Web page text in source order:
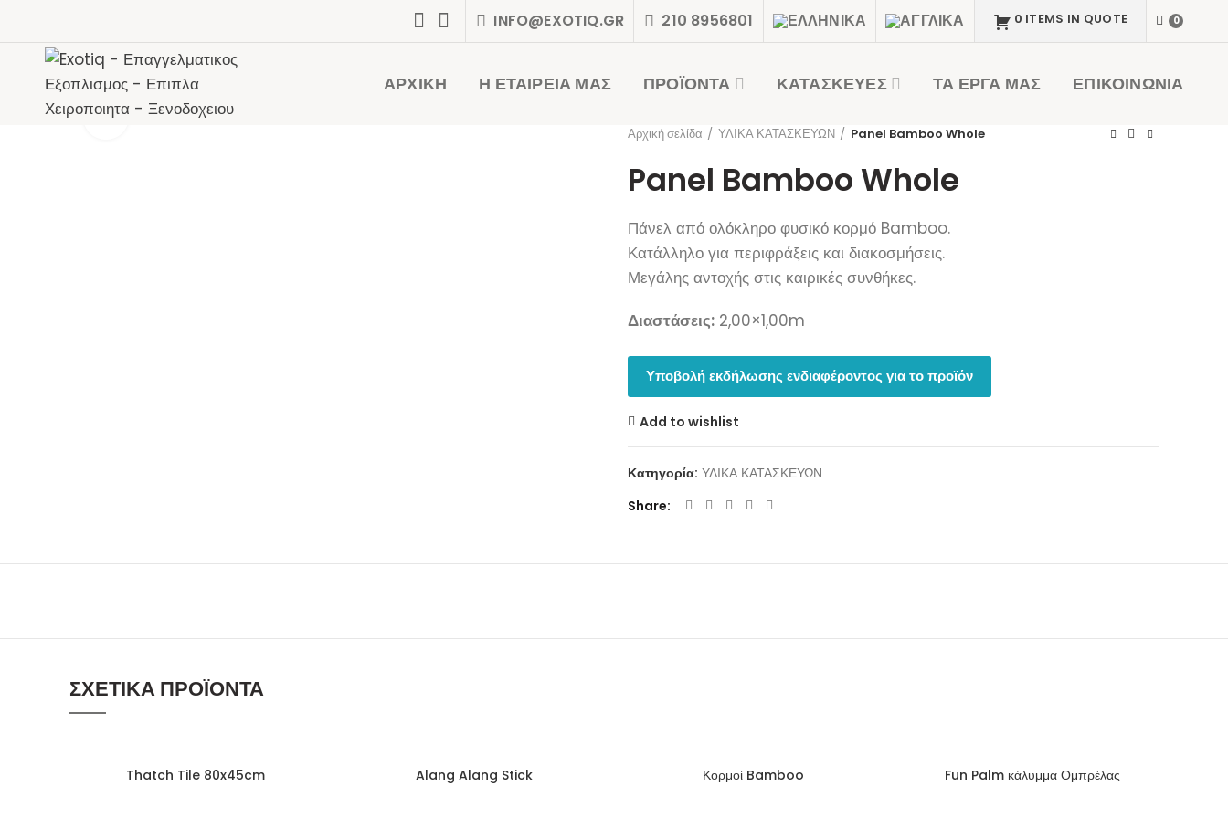
INFO@EXOTIQ.GR 210 8956801 0 ITEMS IN QUOTE 0
ΑΡΧΙΚΗ Η ΕΤΑΙΡΕΙΑ ΜΑΣ ΠΡΟΪΟΝΤΑ ΚΑΤΑΣΚΕΥΕΣ ΤΑ ΕΡΓΑ ΜΑΣ ΕΠΙΚΟΙΝΩΝΙΑ
Click to enlarge
Αρχική σελίδα
ΥΛΙΚΑ ΚΑΤΑΣΚΕΥΩΝ Panel Bamboo Whole
Panel Bamboo Whole
Πάνελ από ολόκληρο φυσικό κορμό Bamboo.
Κατάλληλο για περιφράξεις και διακοσμήσεις.
Μεγάλης αντοχής στις καιρικές συνθήκες.
Διαστάσεις: 2,00×1,00m
Υποβολή εκδήλωσης ενδιαφέροντος για το προϊόν
Add to wishlist
Κατηγορία: ΥΛΙΚΑ ΚΑΤΑΣΚΕΥΩΝ
Share
ΣΧΕΤΙΚΆ ΠΡΟΪΌΝΤΑ
Thatch Tile 80x45cm Alang Alang Stick Κορμοί Bamboo Fun Palm κάλυμμα Ομπρέλας